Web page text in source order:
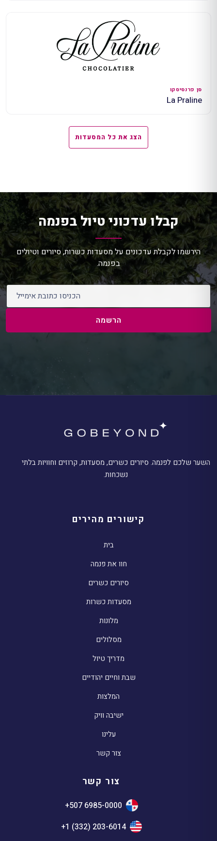
סן פרנסיסקו
La Praline
הצג את כל המסעדות
קבלו עדכוני טיול בפנמה
הירשמו לקבלת עדכונים על מסעדות כשרות, סיורים וטיולים
בפנמה.
הרשמה
השער שלכם לפנמה. סיורים כשרים, מסעדות, קרוזים וחוויות בלתי
נשכחות.
קישורים מהירים
בית
חוו את פנמה
סיורים כשרים
מסעדות כשרות
מלונות
מסלולים
מדריך טיול
שבת וחיים יהודיים
המלצות
ישיבה וויק
עלינו
צור קשר
צור קשר
+507 6985-0000
+1 (332) 203-6014